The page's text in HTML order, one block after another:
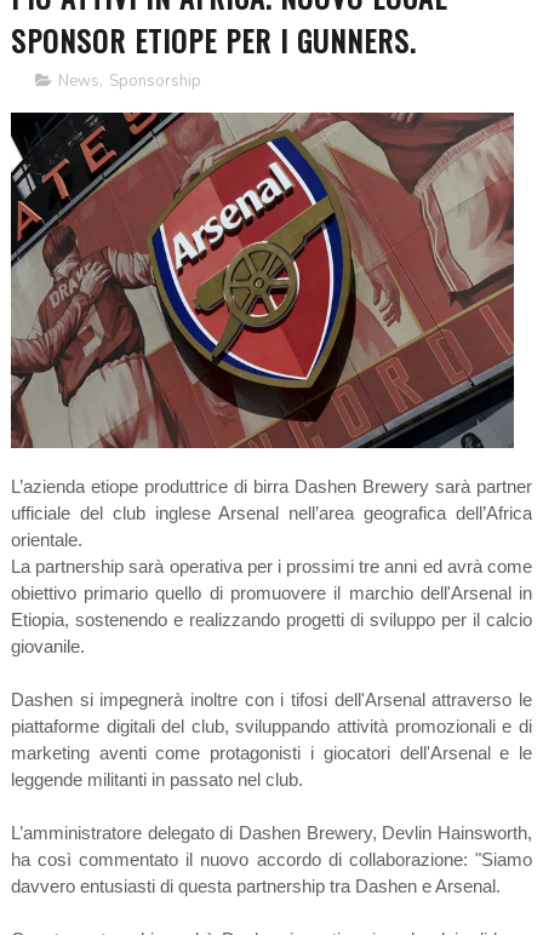
SPONSOR ETIOPE PER I GUNNERS.
News, Sponsorship
L’azienda etiope produttrice di birra Dashen Brewery sarà partner
ufficiale del club inglese Arsenal nell’area geografica dell’Africa
orientale.
La partnership sarà operativa per i prossimi tre anni ed avrà come
obiettivo primario quello di promuovere il marchio dell'Arsenal in
Etiopia, sostenendo e realizzando progetti di sviluppo per il calcio
giovanile.
Dashen si impegnerà inoltre con i tifosi dell'Arsenal attraverso le
piattaforme digitali del club, sviluppando attività promozionali e di
marketing aventi come protagonisti i giocatori dell'Arsenal e le
leggende militanti in passato nel club.
L’amministratore delegato di Dashen Brewery, Devlin Hainsworth,
ha così commentato il nuovo accordo di collaborazione: "Siamo
davvero entusiasti di questa partnership tra Dashen e Arsenal.